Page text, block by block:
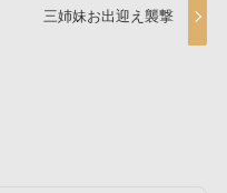
三姉妹お出迎え襲撃